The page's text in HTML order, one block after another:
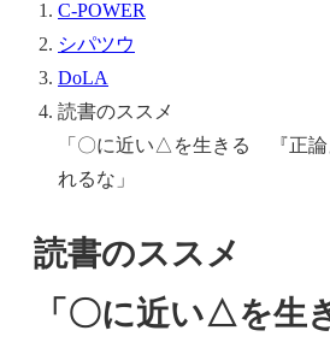
C-POWER
シパツウ
DoLA
読書のススメ
「〇に近い△を生きる 『正論
れるな」
読書のススメ
「〇に近い△を